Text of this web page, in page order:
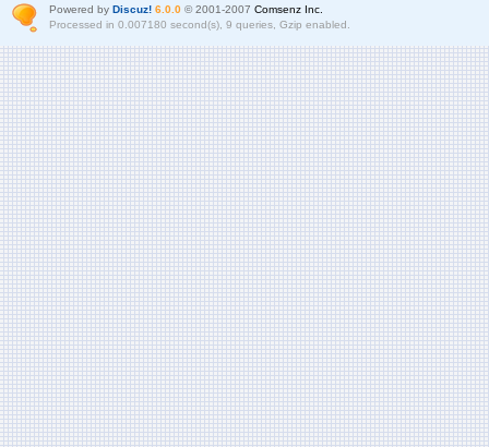
Powered by Discuz! 6.0.0© 2001-2007 Comsenz Inc.
Processed in 0.007180 second(s), 9 queries, Gzip enabled.